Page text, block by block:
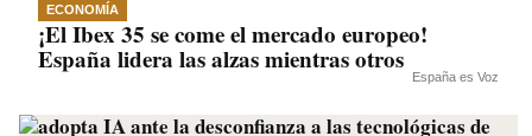
ECONOMÍA
¡El Ibex 35 se come el mercado europeo!
España lidera las alzas mientras otros
España es Voz